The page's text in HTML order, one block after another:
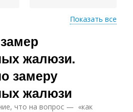
Материал для
Показать все
жалюзи.
замеру
жалюзи
что на вопрос — «как